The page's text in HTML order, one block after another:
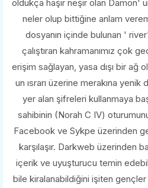
oldukça haşır neşir olan Damon'
neler olup bittiğine anlam
dosyanın içinde bulunan '
çalıştıran kahramanımız çok
erişim sağlayan, yasa dışı bir ağ
un ısrarı üzerine merakına yenik
yer alan şifreleri kullanmaya
sahibinin (Norah C IV)
Facebook ve Sykpe üzerinden
karşılaşır. Darkweb üzerinden
içerik ve uyuşturucu temin
bile kiralanabildiğini işiten gençler